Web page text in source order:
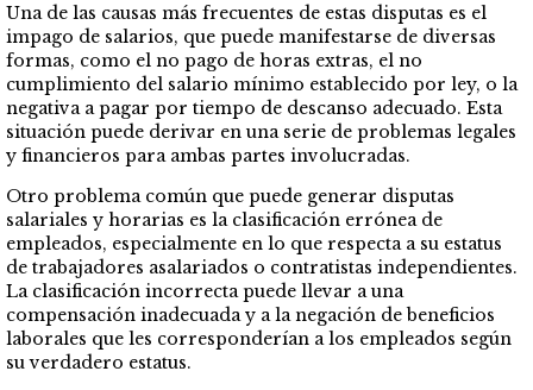
Una de las causas más frecuentes de estas disputas es el
impago de salarios, que puede manifestarse de diversas
formas, como el no pago de horas extras, el no
cumplimiento del salario mínimo establecido por ley, o la
negativa a pagar por tiempo de descanso adecuado. Esta
situación puede derivar en una serie de problemas legales
y financieros para ambas partes involucradas.
Otro problema común que puede generar disputas
salariales y horarias es la clasificación errónea de
empleados, especialmente en lo que respecta a su estatus
de trabajadores asalariados o contratistas independientes.
La clasificación incorrecta puede llevar a una
compensación inadecuada y a la negación de beneficios
laborales que les corresponderían a los empleados según
su verdadero estatus.